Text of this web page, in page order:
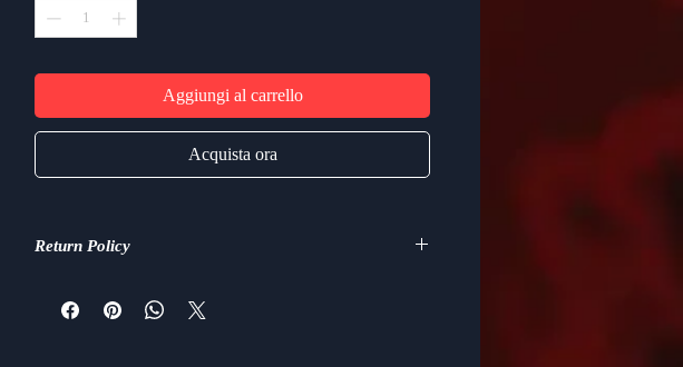
Aggiungi al carrello
Acquista ora
Return Policy
purchase from the RIFF - Music Store. If something isn't